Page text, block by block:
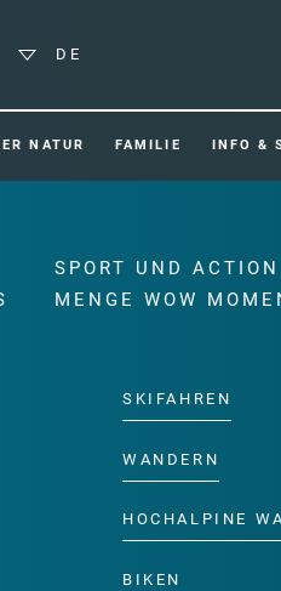
DE
NATUR FAMILIE INFO &
SPORT UND
MENGE WOW
SKIFAHREN
WANDERN
HOCHALPINE
BIKEN